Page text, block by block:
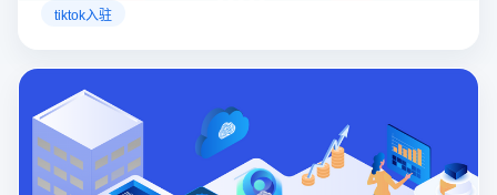
店已覆盖美国、英国及东南亚地区，因此了解官方网站
tiktok入驻